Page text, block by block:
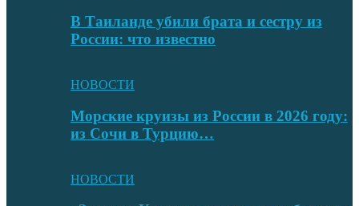
В Таиланде убили брата и сестру из
России: что известно
НОВОСТИ
Морские круизы из России в 2026 году:
из Сочи в Турцию…
НОВОСТИ